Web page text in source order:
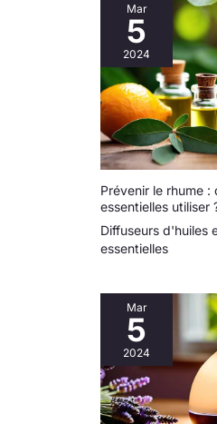
Mar
5
2024
Prévenir le rhume :
essentielles utiliser
Diffuseurs d'huiles
essentielles
Mar
5
2024